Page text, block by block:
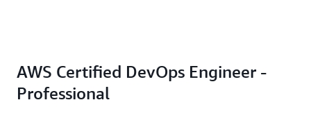
AWS Certified DevOps Engineer -
Professional